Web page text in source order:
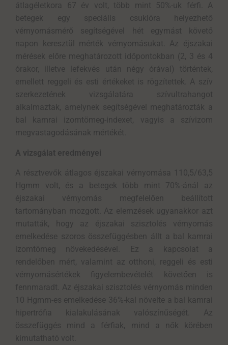
átlagéletkora 67 év volt, több mint 50%-uk férfi. A
betegek egy speciális csuklóra helyezhető
vérnyomásmérő segítségével hét egymást követő
napon keresztül mérték vérnyomásukat. Az éjszakai
mérések előre meghatározott időpontokban (2, 3 és 4
órakor, illetve lefekvés után négy órával) történtek,
emellett reggeli és esti értékeket is rögzítettek. A szív
szerkezetének vizsgálatára szívultrahangot
alkalmaztak, amelynek segítségével meghatározták a
bal kamrai izomtömeg-indexet, vagyis a szívizom
megvastagodásának mértékét.
A vizsgálat eredményei
A résztvevők átlagos éjszakai vérnyomása 110,5/63,5
Hgmm volt, és a betegek több mint 70%-ánál az
éjszakai vérnyomás megfelelően beállított
tartományban mozgott. Az elemzések ugyanakkor azt
mutatták, hogy az éjszakai szisztolés vérnyomás
emelkedése szoros összefüggésben állt a bal kamrai
izomtömeg növekedésével. Ez a kapcsolat a
rendelőben mért, valamint az otthoni, reggeli és esti
vérnyomásértékek figyelembevételét követően is
fennmaradt. Az éjszakai szisztolés vérnyomás minden
10 Hgmm-es emelkedése 36%-kal növelte a bal kamrai
hipertrófia kialakulásának valószínűségét. Az
összefüggés mind a férfiak, mind a nők körében
kimutatható volt.